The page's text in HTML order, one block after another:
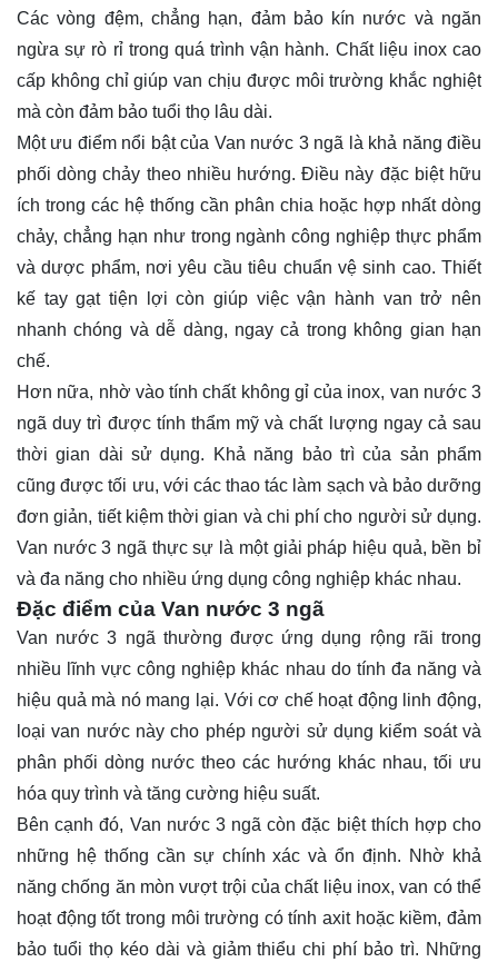
Các vòng đệm, chẳng hạn, đảm bảo kín nước và ngăn
ngừa sự rò rỉ trong quá trình vận hành. Chất liệu inox cao
cấp không chỉ giúp van chịu được môi trường khắc nghiệt
mà còn đảm bảo tuổi thọ lâu dài.
Một ưu điểm nổi bật của Van nước 3 ngã là khả năng điều
phối dòng chảy theo nhiều hướng. Điều này đặc biệt hữu
ích trong các hệ thống cần phân chia hoặc hợp nhất dòng
chảy, chẳng hạn như trong ngành công nghiệp thực phẩm
và dược phẩm, nơi yêu cầu tiêu chuẩn vệ sinh cao. Thiết
kế tay gạt tiện lợi còn giúp việc vận hành van trở nên
nhanh chóng và dễ dàng, ngay cả trong không gian hạn
chế.
Hơn nữa, nhờ vào tính chất không gỉ của inox, van nước 3
ngã duy trì được tính thẩm mỹ và chất lượng ngay cả sau
thời gian dài sử dụng. Khả năng bảo trì của sản phẩm
cũng được tối ưu, với các thao tác làm sạch và bảo dưỡng
đơn giản, tiết kiệm thời gian và chi phí cho người sử dụng.
Van nước 3 ngã thực sự là một giải pháp hiệu quả, bền bỉ
và đa năng cho nhiều ứng dụng công nghiệp khác nhau.
Đặc điểm của Van nước 3 ngã
Van nước 3 ngã thường được ứng dụng rộng rãi trong
nhiều lĩnh vực công nghiệp khác nhau do tính đa năng và
hiệu quả mà nó mang lại. Với cơ chế hoạt động linh động,
loại van nước này cho phép người sử dụng kiểm soát và
phân phối dòng nước theo các hướng khác nhau, tối ưu
hóa quy trình và tăng cường hiệu suất.
Bên cạnh đó, Van nước 3 ngã còn đặc biệt thích hợp cho
những hệ thống cần sự chính xác và ổn định. Nhờ khả
năng chống ăn mòn vượt trội của chất liệu inox, van có thể
hoạt động tốt trong môi trường có tính axit hoặc kiềm, đảm
bảo tuổi thọ kéo dài và giảm thiểu chi phí bảo trì. Những